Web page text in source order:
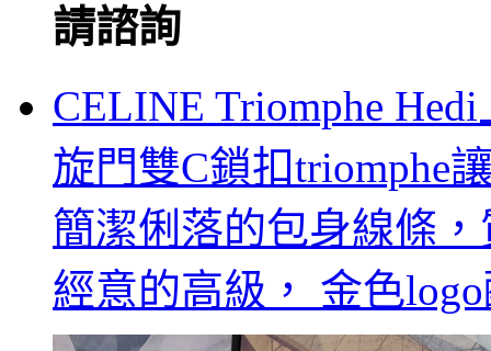
請諮詢
CELINE Triomphe
旋門雙C鎖扣triomphe
簡潔俐落的包身線條
經意的高級， 金色